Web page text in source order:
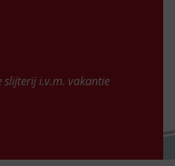
slijterij i.v.m. vakantie